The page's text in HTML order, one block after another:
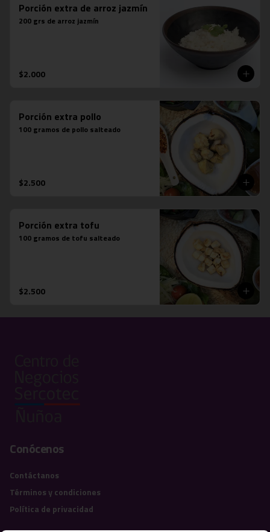
Porción extra de arroz jazmín
200 grs de arroz jazmín
$2.000
Porción extra pollo
100 gramos de pollo salteado
$2.500
Porción extra tofu
100 gramos de tofu salteado
$2.500
Conócenos
Contáctanos
Términos y condiciones
Política de privacidad